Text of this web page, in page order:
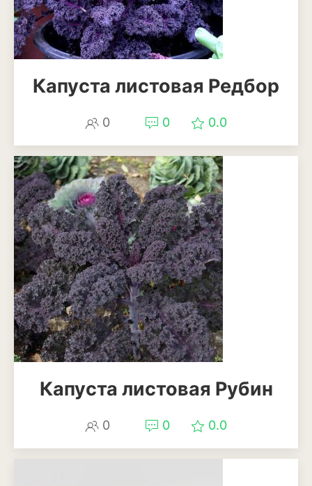
Барбарис
Вишня
Гранат
Груша
Ежевика
Земклуника
Земляника
Инжир
Калина
Кизил
Клубника
Клюква
Капуста листовая Редбор
0 0 0.0
Капуста листовая Рубин
0 0 0.0